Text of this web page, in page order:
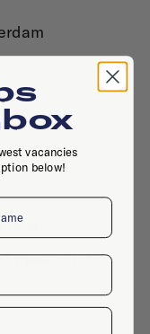
Place a job
vacancies
below!